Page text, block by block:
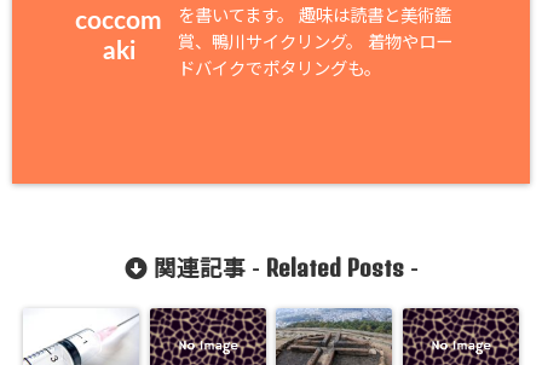
coccom
aki
を書いてます。 趣味は読書と美術鑑
賞、鴨川サイクリング。 着物やロー
ドバイクでポタリングも。
関連記事 - Related Posts-